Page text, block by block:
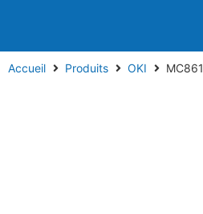
Accueil Produits OKI MC861